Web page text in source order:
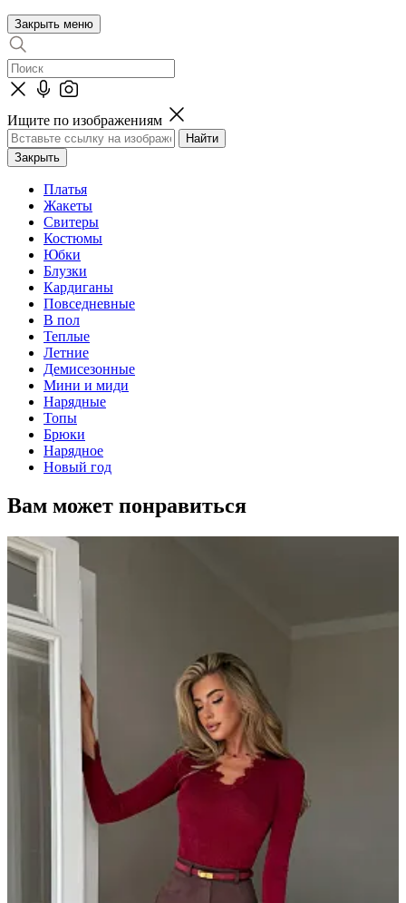
Закрыть меню
Ищите по изображениям
Закрыть
Платья
Жакеты
Свитеры
Костюмы
Юбки
Блузки
Кардиганы
Повседневные
В пол
Теплые
Летние
Демисезонные
Мини и миди
Нарядные
Топы
Брюки
Нарядное
Новый год
Вам может понравиться